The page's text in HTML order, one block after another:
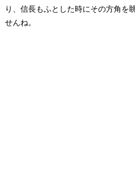
り、信長もふとした時にその方角を
せんね。